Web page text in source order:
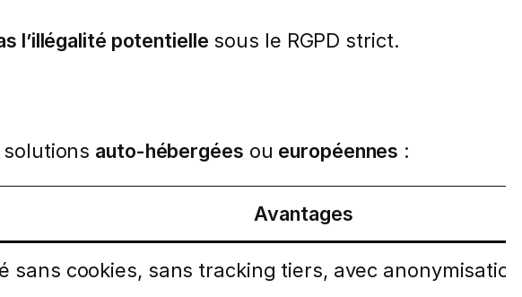
l’illégalité potentielle sous le RGPD strict.
auto-hébergées ou européennes :
Avantages
sans cookies, sans tracking tiers, avec